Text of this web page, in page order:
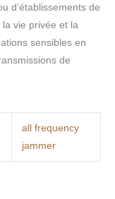
d’établissements de
vie privée et la
sensibles en
de
all frequency
jammer